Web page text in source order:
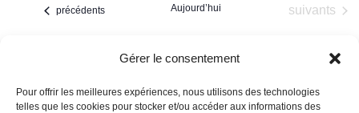
Gérer le consentement
Pour offrir les meilleures expériences, nous utilisons des technologies
telles que les cookies pour stocker et/ou accéder aux informations des
date. Évènements
précédents Aujourd’hui Évènements
suivants